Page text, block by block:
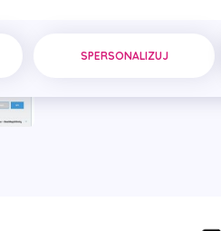
SPERSONALIZUJ